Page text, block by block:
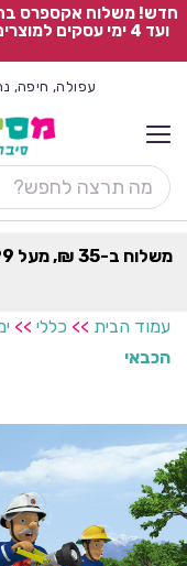
ועד 4 ימי עסקים
עפולה, חיפה,
עמוד הבית >> כללי >>
הכבאי